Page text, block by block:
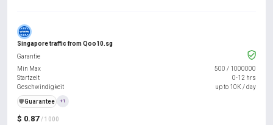
Singapore traffic from Qoo10.sg
$ 0.87 / 1000
Garantie
Min Max
500 / 1000000
Startzeit
0-12 hrs
Geschwindigkeit
up to 10K / day
️🛡️Guarantee +1